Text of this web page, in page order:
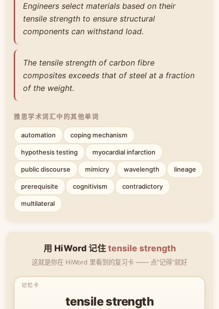
Engineers select materials based on their
tensile strength to ensure structural
components can withstand load.
The tensile strength of carbon fibre
composites exceeds that of steel at a fraction
of the weight.
雅思学术词汇中的其他单词
automation coping mechanism
hypothesis testing myocardial infarction
public discourse mimicry wavelength lineage
prerequisite cognitivism contradictory
multilateral
用 HiWord 记住tensile strength
这就是你在 HiWord 里看到的复习卡 —— 点"记得"就好
tensile strength